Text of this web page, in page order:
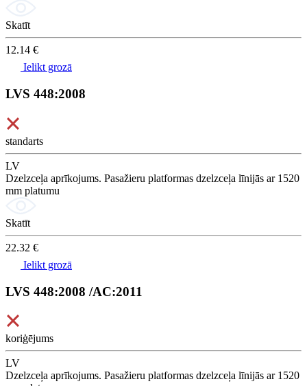
Skatīt
12.14 €
Ielikt grozā
LVS 448:2008
standarts
LV
Dzelzceļa aprīkojums. Pasažieru platformas dzelzceļa līnijās ar 1520
mm platumu
Skatīt
22.32 €
Ielikt grozā
LVS 448:2008 /AC:2011
koriģējums
LV
Dzelzceļa aprīkojums. Pasažieru platformas dzelzceļa līnijās ar 1520